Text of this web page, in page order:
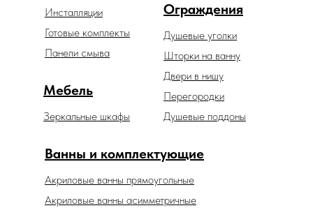
Ванны и комплектующие
Акриловые ванны прямоугольные
Зеркальные шкафы
Мебель
Ограждения
Душевые уголки
Шторки на ванну
Двери в нишу
Перегородки
Душевые поддоны
Акриловые ванны асимметричные
Инсталляции
Готовые комплекты
Панели смыва